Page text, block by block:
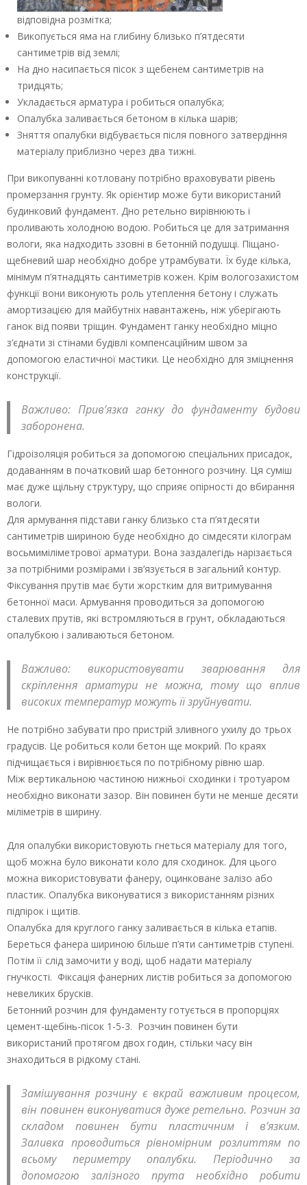
відповідна розмітка;
Викопується яма на глибину близько п’ятдесяти
сантиметрів від землі;
На дно насипається пісок з щебенем сантиметрів на
тридцять;
Укладається арматура і робиться опалубка;
Опалубка заливається бетоном в кілька шарів;
Зняття опалубки відбувається після повного затвердіння
матеріалу приблизно через два тижні.
При викопуванні котловану потрібно враховувати рівень
промерзання грунту. Як орієнтир може бути використаний
будинковий фундамент. Дно ретельно вирівнюють і
проливають холодною водою. Робиться це для затримання
вологи, яка надходить ззовні в бетонній подушці. Піщано-
щебневий шар необхідно добре утрамбувати. Їх буде кілька,
мінімум п’ятнадцять сантиметрів кожен. Крім вологозахистом
функції вони виконують роль утеплення бетону і служать
амортизацією для майбутніх навантажень, ніж уберігають
ганок від появи тріщин. Фундамент ганку необхідно міцно
з’єднати зі стінами будівлі компенсаційним швом за
допомогою еластичної мастики. Це необхідно для зміцнення
конструкції.
Важливо: Прив’язка ганку до фундаменту будови
заборонена.
Гідроізоляція робиться за допомогою спеціальних присадок,
додаванням в початковий шар бетонного розчину. Ця суміш
має дуже щільну структуру, що сприяє опірності до вбирання
вологи.
Для армування підстави ганку близько ста п’ятдесяти
сантиметрів шириною буде необхідно до сімдесяти кілограм
восьмиміліметрової арматури. Вона заздалегідь нарізається
за потрібними розмірами і зв’язується в загальний контур.
Фіксування прутів має бути жорстким для витримування
бетонної маси. Армування проводиться за допомогою
сталевих прутів, які встромляються в грунт, обкладаються
опалубкою і заливаються бетоном.
Важливо: використовувати зварювання для
скріплення арматури не можна, тому що вплив
високих температур можуть її зруйнувати.
Не потрібно забувати про пристрій зливного ухилу до трьох
градусів. Це робиться коли бетон ще мокрий. По краях
підчищається і вирівнюється по потрібному рівню шар.
Між вертикальною частиною нижньої сходинки і тротуаром
необхідно виконати зазор. Він повинен бути не менше десяти
міліметрів в ширину.
Для опалубки використовують гнеться матеріалу для того,
щоб можна було виконати коло для сходинок. Для цього
можна використовувати фанеру, оцинковане залізо або
пластик. Опалубка виконуватися з використанням різних
підпірок і щитів.
Опалубка для круглого ганку заливається в кілька етапів.
Береться фанера шириною більше п’яти сантиметрів ступені.
Потім її слід замочити у воді, щоб надати матеріалу
гнучкості. Фіксація фанерних листів робиться за допомогою
невеликих брусків.
Бетонний розчин для фундаменту готується в пропорціях
цемент-щебінь-пісок 1-5-3. Розчин повинен бути
використаний протягом двох годин, стільки часу він
знаходиться в рідкому стані.
Замішування розчину є вкрай важливим процесом,
він повинен виконуватися дуже ретельно. Розчин за
складом повинен бути пластичним і в’язким.
Заливка проводиться рівномірним розлиттям по
всьому периметру опалубки. Періодично за
допомогою залізного прута необхідно робити